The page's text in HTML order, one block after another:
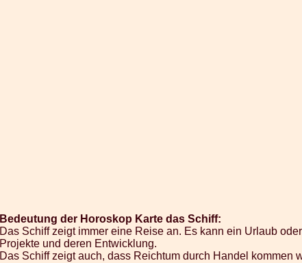
Bedeutung der Horoskop Karte das Schiff:
Das Schiff zeigt immer eine Reise an. Es kann ein Urlaub
Projekte und deren Entwicklung.
Das Schiff zeigt auch, dass Reichtum durch Handel kommen